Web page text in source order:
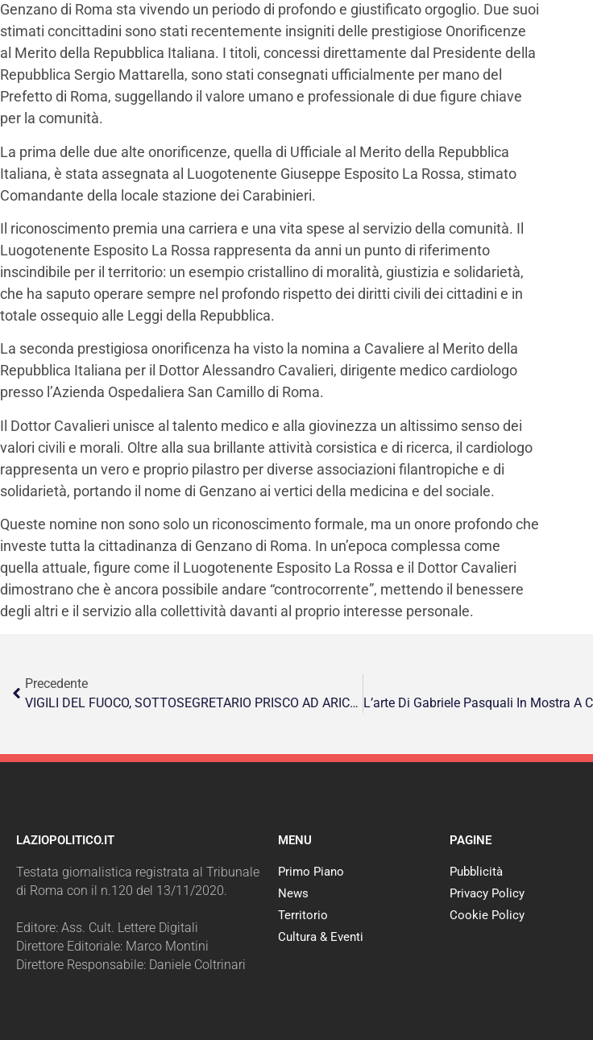
Genzano di Roma sta vivendo un periodo di profondo e giustificato orgoglio. Due suoi
stimati concittadini sono stati recentemente insigniti delle prestigiose Onorificenze
al Merito della Repubblica Italiana. I titoli, concessi direttamente dal Presidente della
Repubblica Sergio Mattarella, sono stati consegnati ufficialmente per mano del
Prefetto di Roma, suggellando il valore umano e professionale di due figure chiave
per la comunità.
La prima delle due alte onorificenze, quella di Ufficiale al Merito della Repubblica
Italiana, è stata assegnata al Luogotenente Giuseppe Esposito La Rossa, stimato
Comandante della locale stazione dei Carabinieri.
Il riconoscimento premia una carriera e una vita spese al servizio della comunità. Il
Luogotenente Esposito La Rossa rappresenta da anni un punto di riferimento
inscindibile per il territorio: un esempio cristallino di moralità, giustizia e solidarietà,
che ha saputo operare sempre nel profondo rispetto dei diritti civili dei cittadini e in
totale ossequio alle Leggi della Repubblica.
La seconda prestigiosa onorificenza ha visto la nomina a Cavaliere al Merito della
Repubblica Italiana per il Dottor Alessandro Cavalieri, dirigente medico cardiologo
presso l’Azienda Ospedaliera San Camillo di Roma.
Il Dottor Cavalieri unisce al talento medico e alla giovinezza un altissimo senso dei
valori civili e morali. Oltre alla sua brillante attività corsistica e di ricerca, il cardiologo
rappresenta un vero e proprio pilastro per diverse associazioni filantropiche e di
solidarietà, portando il nome di Genzano ai vertici della medicina e del sociale.
Queste nomine non sono solo un riconoscimento formale, ma un onore profondo che
investe tutta la cittadinanza di Genzano di Roma. In un’epoca complessa come
quella attuale, figure come il Luogotenente Esposito La Rossa e il Dottor Cavalieri
dimostrano che è ancora possibile andare “controcorrente”, mettendo il benessere
degli altri e il servizio alla collettività davanti al proprio interesse personale.
Precedente
VIGILI DEL FUOCO, SOTTOSEGRETARIO PRISCO AD ARICCIA PER NUOVO DISTACCAMENTO
LAZIOPOLITICO.IT
Testata giornalistica registrata al Tribunale
di Roma con il n.120 del 13/11/2020.
Editore: Ass. Cult. Lettere Digitali
Direttore Editoriale: Marco Montini
Direttore Responsabile: Daniele Coltrinari
MENU
Primo Piano
News
Territorio
Cultura & Eventi
PAGINE
Pubblicità
Privacy Policy
Cookie Policy